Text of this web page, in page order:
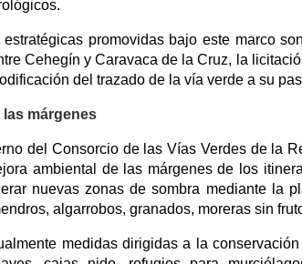
estratégicas promovidas bajo este marco
Cehegín y Caravaca de la Cruz, la
del trazado de la vía verde a su
las márgenes
del Consorcio de las Vías Verdes de la
ambiental de las márgenes de los
nuevas zonas de sombra mediante la
algarrobos, granados, moreras sin
medidas dirigidas a la